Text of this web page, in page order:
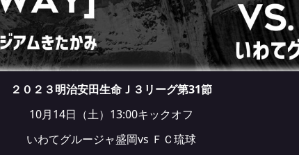
２０２３明治安田生命Ｊ３リーグ第31節
10月14日（土）13:00キックオフ
いわてグルージャ盛岡vs ＦＣ琉球